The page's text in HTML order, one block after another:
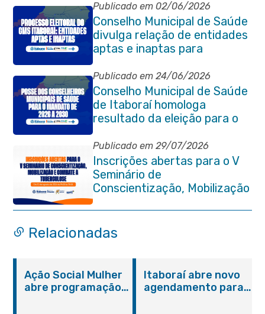
Publicado em 02/06/2026
Conselho Municipal de Saúde
divulga relação de entidades
aptas e inaptas para
processo eleitoral do
quadriênio 2026-2030
Publicado em 24/06/2026
Conselho Municipal de Saúde
de Itaboraí homologa
resultado da eleição para o
quadriênio 2026–2030
Publicado em 29/07/2026
Inscrições abertas para o V
Seminário de
Conscientização, Mobilização
e Combate à Tuberculose em
Itaboraí
Relacionadas
Ação Social Mulher
abre programação
Itaboraí abre novo
agendamento para